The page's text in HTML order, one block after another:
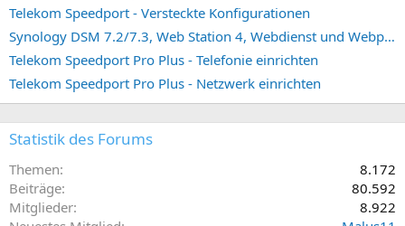
Telekom Speedport - Versteckte Konfigurationen
Synology DSM 7.2/7.3, Web Station 4, Webdienst und Webportal erstellen (ehemals vHost)
Telekom Speedport Pro Plus - Telefonie einrichten
Telekom Speedport Pro Plus - Netzwerk einrichten
Statistik des Forums
Themen
8.172
Beiträge
80.592
Mitglieder
8.922